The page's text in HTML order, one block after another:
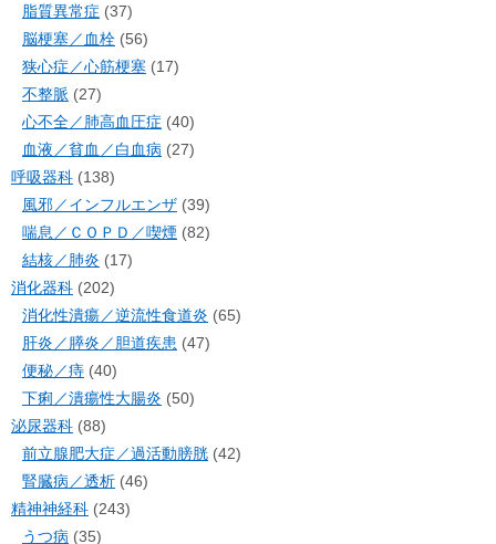
脂質異常症 (37)
脳梗塞／血栓 (56)
狭心症／心筋梗塞 (17)
不整脈 (27)
心不全／肺高血圧症 (40)
血液／貧血／白血病 (27)
呼吸器科 (138)
風邪／インフルエンザ (39)
喘息／ＣＯＰＤ／喫煙 (82)
結核／肺炎 (17)
消化器科 (202)
消化性潰瘍／逆流性食道炎 (65)
肝炎／膵炎／胆道疾患 (47)
便秘／痔 (40)
下痢／潰瘍性大腸炎 (50)
泌尿器科 (88)
前立腺肥大症／過活動膀胱 (42)
腎臓病／透析 (46)
精神神経科 (243)
うつ病 (35)